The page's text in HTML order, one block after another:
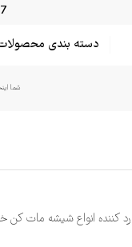
دسته بندی
شما
انواع شیشه مات کن